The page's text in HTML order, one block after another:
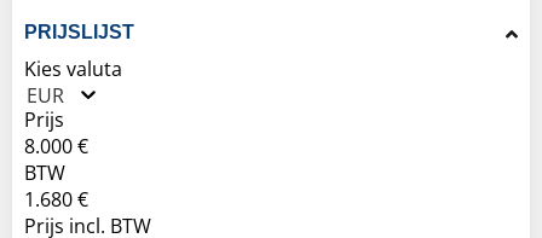
PRIJSLIJST
Kies valuta
EUR
Prijs
8.000 €
BTW
1.680 €
Prijs incl. BTW